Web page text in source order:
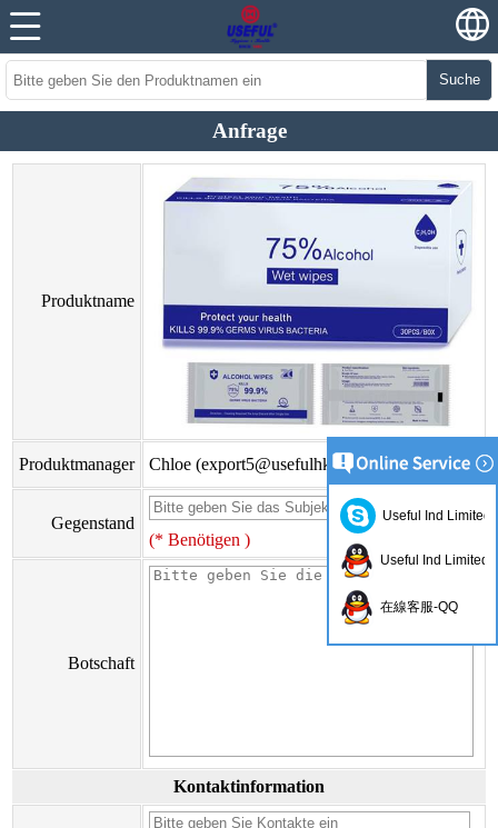
Suche
Anfrage
Produktname
Produktmanager Chloe (export5@usefulhk.com)
Gegenstand
(* Benötigen )
Botschaft
Kontaktinformation
Useful Ind Limited
Useful Ind Limited
在線客服-QQ